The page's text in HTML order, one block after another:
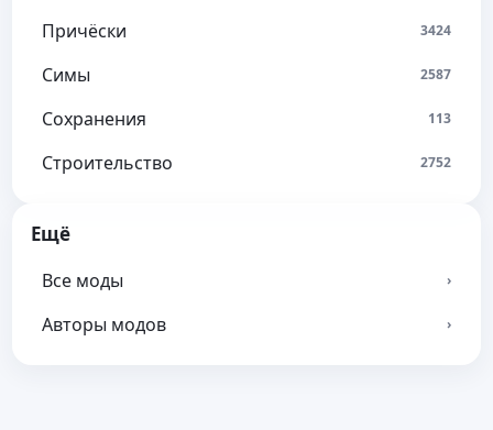
Причёски 3424
Симы 2587
Сохранения 113
Строительство 2752
Ещё
Все моды ›
Авторы модов ›